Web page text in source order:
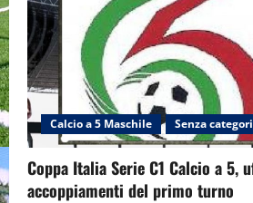
Calcio a 5 Maschile Senza
Coppa Italia Serie C1 Calcio a 5,
accoppiamenti del primo turno